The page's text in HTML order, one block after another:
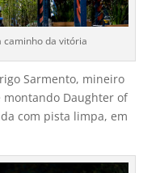
caminho da vitória
Sarmento, mineiro
montando Daughter of
com pista limpa, em